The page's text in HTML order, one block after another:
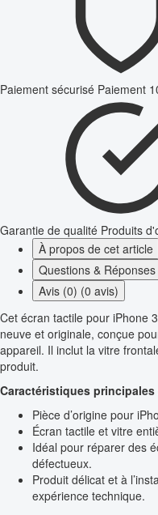
Paiement sécurisé Paiement
Garantie de qualité Produits
À propos de cet article
Questions & Réponses
Avis (0) (0 avis)
Cet écran tactile pour iPhone
neuve et originale, conçue
appareil. Il inclut la vitre
produit.
Caractéristiques principales
Pièce d’origine pour
Écran tactile et vitre
Idéal pour réparer des
défectueux.
Produit délicat et à
expérience technique.